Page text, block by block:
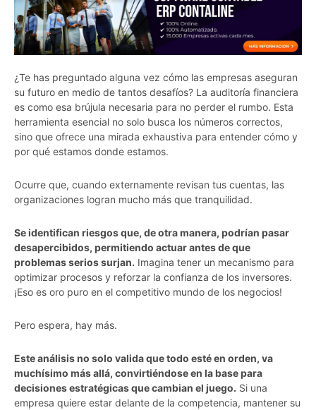
¿Te has preguntado alguna vez cómo las empresas aseguran
su futuro en medio de tantos desafíos? La auditoría financiera
es como esa brújula necesaria para no perder el rumbo. Esta
herramienta esencial no solo busca los números correctos,
sino que ofrece una mirada exhaustiva para entender cómo y
por qué estamos donde estamos.
Ocurre que, cuando externamente revisan tus cuentas, las
organizaciones logran mucho más que tranquilidad.
Se identifican riesgos que, de otra manera, podrían pasar
desapercibidos, permitiendo actuar antes de que
problemas serios surjan. Imagina tener un mecanismo para
optimizar procesos y reforzar la confianza de los inversores.
¡Eso es oro puro en el competitivo mundo de los negocios!
Pero espera, hay más.
Este análisis no solo valida que todo esté en orden, va
muchísimo más allá, convirtiéndose en la base para
decisiones estratégicas que cambian el juego. Si una
empresa quiere estar delante de la competencia, mantener su